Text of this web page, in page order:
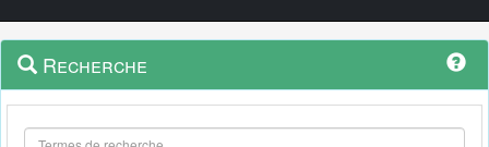
Navigation
outils
Menu
contextuel
Recherche